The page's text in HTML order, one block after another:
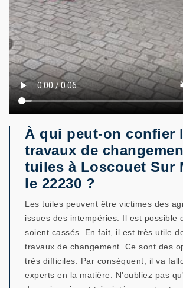
À qui peut-on confier
travaux de
tuiles à Loscouet Sur
le 22230 ?
Les tuiles peuvent être victimes des
issues des intempéries. Il est possible
soient cassés. En fait, il est très utile
travaux de changement. Ce sont des
très difficiles. Par conséquent, il va
experts en la matière. N'oubliez pas